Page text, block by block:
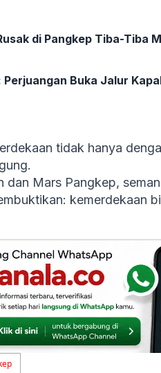
di Pangkep Tiba-Tiba
Buka Jalur
tidak hanya
dan Mars Pangkep,
kemerdekaan